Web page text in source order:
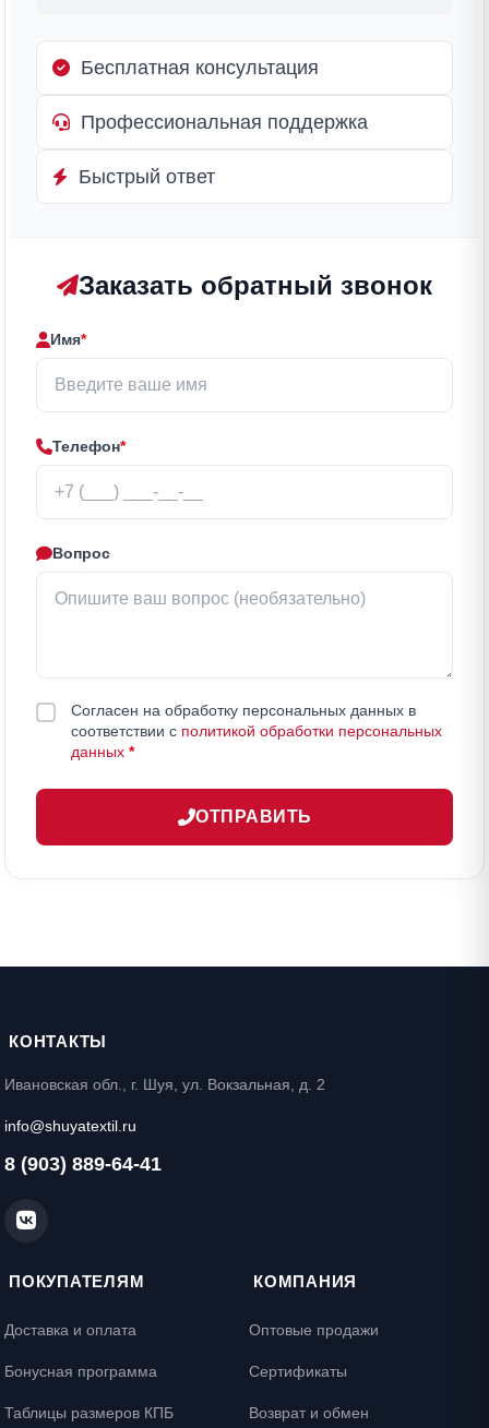
Бесплатная консультация
Профессиональная поддержка
Быстрый ответ
Заказать обратный звонок
Имя*
Телефон*
Вопрос
Согласен на обработку персональных данных в
соответствии с политикой обработки персональных
данных *
ОТПРАВИТЬ
КОНТАКТЫ
Ивановская обл., г. Шуя, ул. Вокзальная, д. 2
info@shuyatextil.ru
8 (903) 889-64-41
ПОКУПАТЕЛЯМ
Доставка и оплата
Бонусная программа
Таблицы размеров КПБ
КОМПАНИЯ
Оптовые продажи
Сертификаты
Возврат и обмен